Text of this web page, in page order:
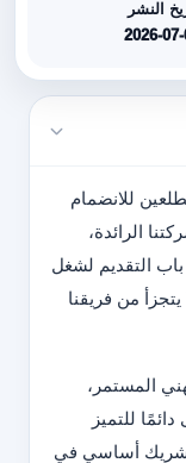
النشر
2026-
للانضمام
الرائدة،
التقديم لشغل
من فريقنا
المستمر،
للتميز
شريك أساسي في